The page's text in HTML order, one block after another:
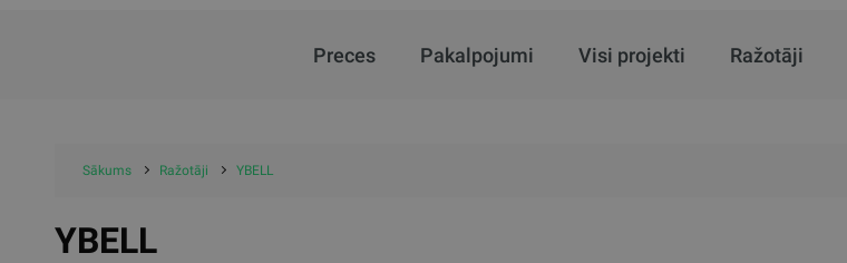
Preces Pakalpojumi Visi projekti Ražotāji
Sākums Ražotāji YBELL
YBELL